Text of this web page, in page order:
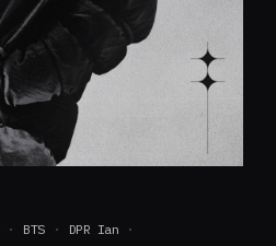
BTS DPR Ian